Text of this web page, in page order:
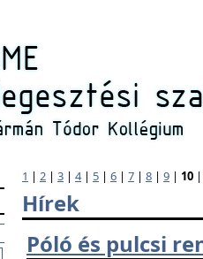
1 | 2 | 3 | 4| 5 | 6 | 7 | 8 | 9 | 10 |
Hírek
Póló és pulcsi